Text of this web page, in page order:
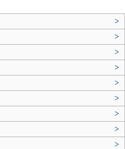
>
>
>
>
>
>
>
>
>